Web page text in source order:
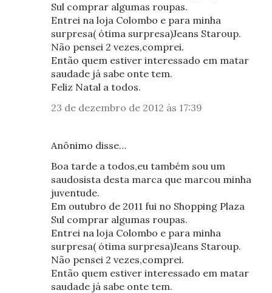
Sul comprar algumas roupas.
Entrei na loja Colombo e para minha
surpresa( ótima surpresa)Jeans Staroup.
Não pensei 2 vezes,comprei.
Então quem estiver interessado em matar
saudade já sabe onte tem.
Feliz Natal a todos.
23 de dezembro de 2012 às 17:39
Anônimo disse…
Boa tarde a todos,eu também sou um
saudosista desta marca que marcou minha
juventude.
Em outubro de 2011 fui no Shopping Plaza
Sul comprar algumas roupas.
Entrei na loja Colombo e para minha
surpresa( ótima surpresa)Jeans Staroup.
Não pensei 2 vezes,comprei.
Então quem estiver interessado em matar
saudade já sabe onte tem.